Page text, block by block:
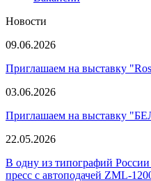
Новости
09.06.2026
Приглашаем на выставку
03.06.2026
Приглашаем на выставку
22.05.2026
В одну из типографий
пресс с автоподачей ZML-